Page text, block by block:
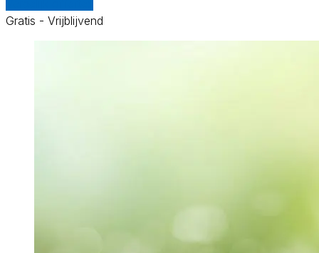
Gratis - Vrijblijvend